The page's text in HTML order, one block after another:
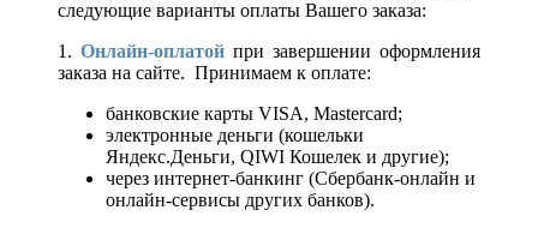
следующие варианты оплаты Вашего заказа:
1. Онлайн-оплатой при завершении оформления
заказа на сайте. Принимаем к оплате:
банковские карты VISA, Mastercard;
электронные деньги (кошельки
Яндекс.Деньги, QIWI Кошелек и другие);
через интернет-банкинг (Сбербанк-онлайн и
онлайн-сервисы других банков).